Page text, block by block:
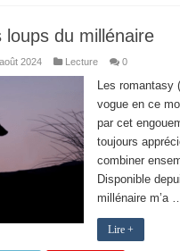
du millénaire
2024 Lecture 0
Les romantasy
vogue en ce
par cet
toujours
combiner
Disponible
millénaire m’a
Lire +